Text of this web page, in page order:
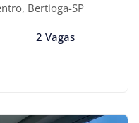
Bertioga-SP
2 Vagas